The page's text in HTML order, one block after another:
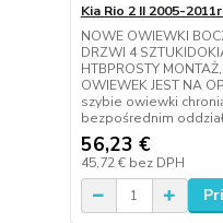
Kia Rio 2 II 2005-
NOWE OWIEWKI
DRZWI 4
HTBPROSTY
OWIEWEK JEST NA
szybie owiewki
bezpośrednim
56,23 €
45,72 € bez DPH